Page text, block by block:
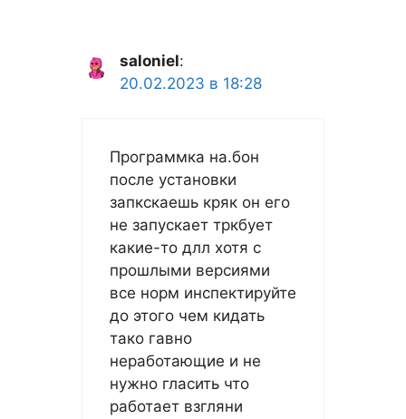
saloniel:
20.02.2023 в 18:28
Программка на.бон
после установки
запкскаешь кряк он его
не запускает тркбует
какие-то длл хотя с
прошлыми версиями
все норм инспектируйте
до этого чем кидать
тако гавно
неработающие и не
нужно гласить что
работает взгляни